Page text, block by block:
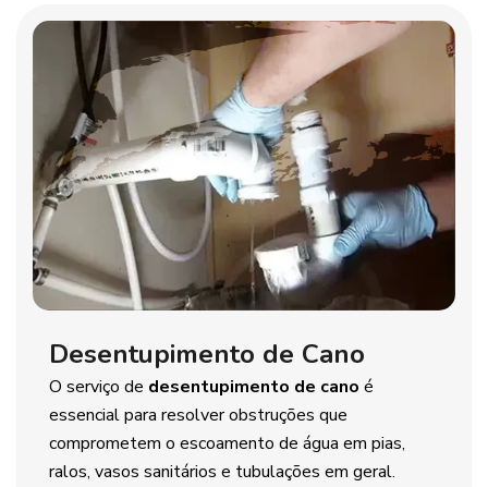
Desentupimento de Cano
O serviço de desentupimento de cano é
essencial para resolver obstruções que
comprometem o escoamento de água em pias,
ralos, vasos sanitários e tubulações em geral.